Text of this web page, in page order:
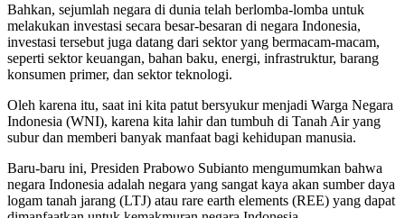
Bahkan, sejumlah negara di dunia telah berlomba-lomba untuk
melakukan investasi secara besar-besaran di negara Indonesia,
investasi tersebut juga datang dari sektor yang bermacam-macam,
seperti sektor keuangan, bahan baku, energi, infrastruktur, barang
konsumen primer, dan sektor teknologi.
Oleh karena itu, saat ini kita patut bersyukur menjadi Warga Negara
Indonesia (WNI), karena kita lahir dan tumbuh di Tanah Air yang
subur dan memberi banyak manfaat bagi kehidupan manusia.
Baru-baru ini, Presiden Prabowo Subianto mengumumkan bahwa
negara Indonesia adalah negara yang sangat kaya akan sumber daya
logam tanah jarang (LTJ) atau rare earth elements (REE) yang dapat